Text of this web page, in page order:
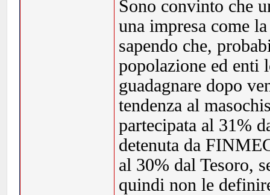
Sono convinto che
una impresa come
sapendo che,
popolazione ed enti
guadagnare dopo
tendenza al
partecipata al 31%
detenuta da
al 30% dal Tesoro,
quindi non le